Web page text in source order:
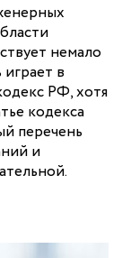
немало
в
РФ, хотя
кодекса
перечень
и